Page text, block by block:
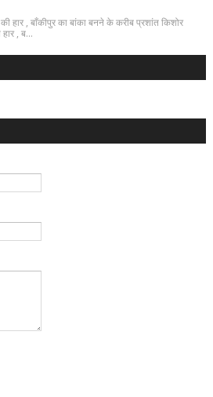
हार , बाँकीपुर का बांका बनने के करीब प्रशांत किशोर
, ब...